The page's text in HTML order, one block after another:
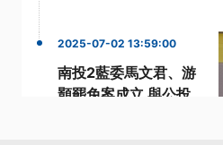
2025-07-02 13:59:00
南投2藍委馬文君、游
顥罷免案成立 與公投